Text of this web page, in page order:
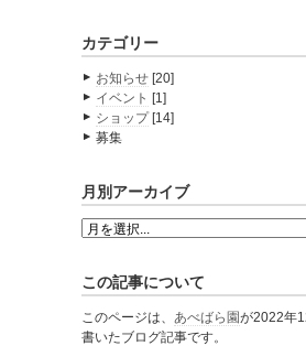
カテゴリー
お知らせ [20]
イベント [1]
ショップ[14]
募集
月別アーカイブ
この記事について
このページは、 あべばら園が2022年
書いたブログ記事です。